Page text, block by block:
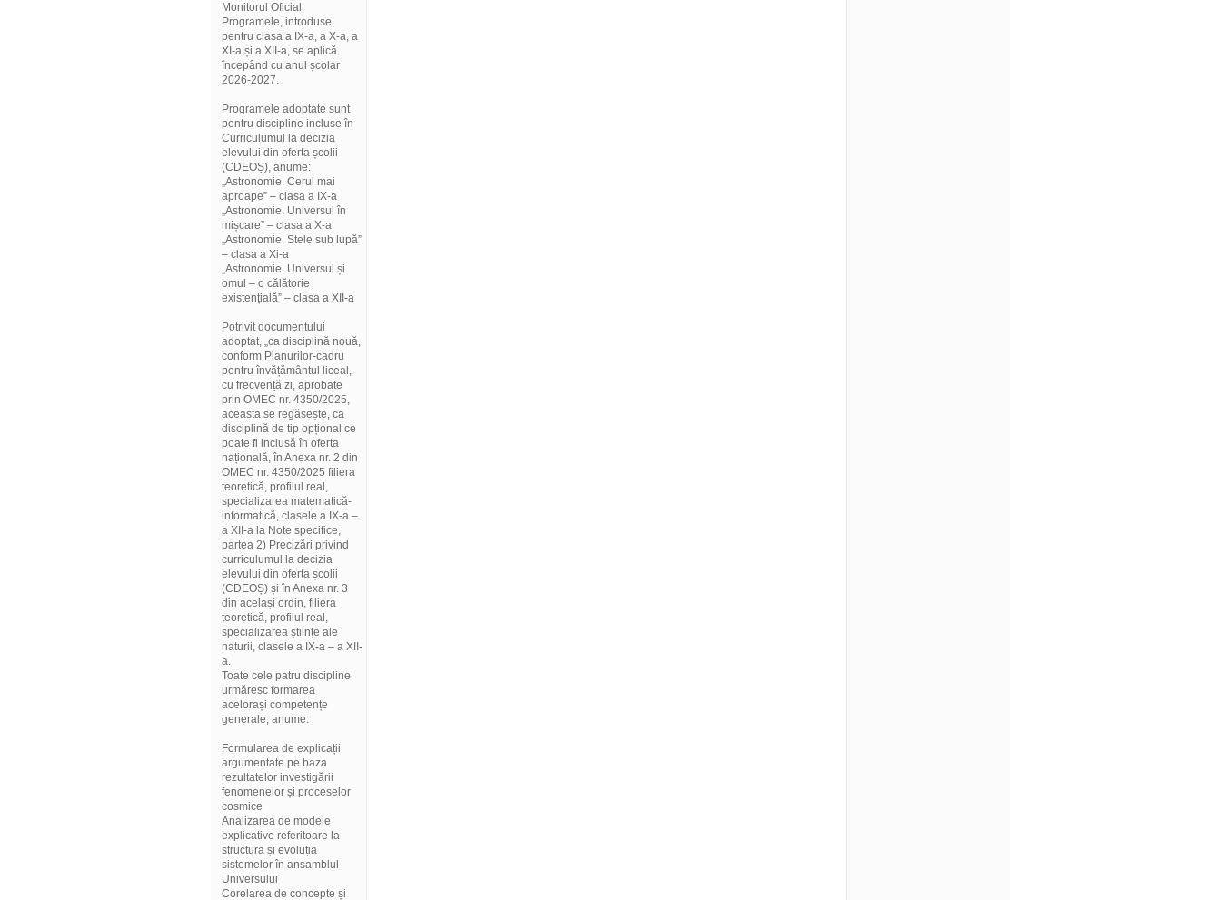
Monitorul Oficial.
Programele, introduse
pentru clasa a IX-a, a X-a, a
XI-a și a XII-a, se aplică
începând cu anul școlar
2026-2027.
Programele adoptate sunt
pentru discipline incluse în
Curriculumul la decizia
elevului din oferta școlii
(CDEOȘ), anume:
„Astronomie. Cerul mai
aproape” – clasa a IX-a
„Astronomie. Universul în
mișcare” – clasa a X-a
„Astronomie. Stele sub lupă”
– clasa a Xi-a
„Astronomie. Universul și
omul – o călătorie
existențială” – clasa a XII-a
Potrivit documentului
adoptat, „ca disciplină nouă,
conform Planurilor-cadru
pentru învățământul liceal,
cu frecvență zi, aprobate
prin OMEC nr. 4350/2025,
aceasta se regăsește, ca
disciplină de tip opțional ce
poate fi inclusă în oferta
națională, în Anexa nr. 2 din
OMEC nr. 4350/2025 filiera
teoretică, profilul real,
specializarea matematică-
informatică, clasele a IX-a –
a XII-a la Note specifice,
partea 2) Precizări privind
curriculumul la decizia
elevului din oferta școlii
(CDEOȘ) și în Anexa nr. 3
din același ordin, filiera
teoretică, profilul real,
specializarea științe ale
naturii, clasele a IX-a – a XII-
a.
Toate cele patru discipline
urmăresc formarea
acelorași competențe
generale, anume:
Formularea de explicații
argumentate pe baza
rezultatelor investigării
fenomenelor și proceselor
cosmice
Analizarea de modele
explicative referitoare la
structura și evoluția
sistemelor în ansamblul
Universului
Corelarea de concepte și